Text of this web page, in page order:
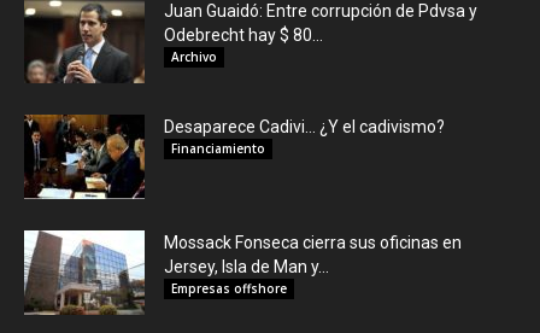
Juan Guaidó: Entre corrupción de Pdvsa y
Odebrecht hay $ 80...
Archivo
Desaparece Cadivi… ¿Y el cadivismo?
Financiamiento
Mossack Fonseca cierra sus oficinas en
Jersey, Isla de Man y...
Empresas offshore